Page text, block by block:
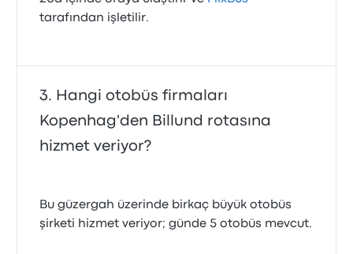
tarafından işletilir.
Hangi otobüs firmaları
Kopenhag'den Billund rotasına
hizmet veriyor?
Bu güzergah üzerinde birkaç büyük otobüs
şirketi hizmet veriyor; günde 5 otobüs mevcut.